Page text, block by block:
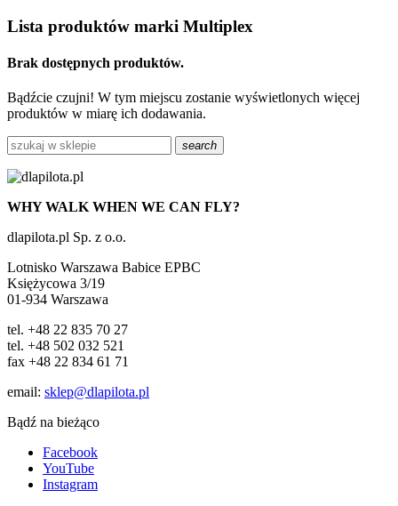
Lista produktów marki Multiplex
Brak dostępnych produktów.
Bądźcie czujni! W tym miejscu zostanie wyświetlonych więcej
produktów w miarę ich dodawania.
search
WHY WALK WHEN WE CAN FLY?
dlapilota.pl Sp. z o.o.
Lotnisko Warszawa Babice EPBC
Księżycowa 3/19
01-934 Warszawa
tel. +48 22 835 70 27
tel. +48 502 032 521
fax +48 22 834 61 71
email: sklep@dlapilota.pl
Bądź na bieżąco
Facebook
YouTube
Instagram